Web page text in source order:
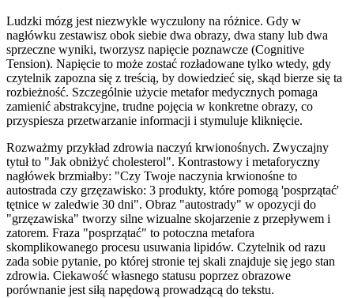
Ludzki mózg jest niezwykle wyczulony na różnice. Gdy w
nagłówku zestawisz obok siebie dwa obrazy, dwa stany lub dwa
sprzeczne wyniki, tworzysz napięcie poznawcze (Cognitive
Tension). Napięcie to może zostać rozładowane tylko wtedy, gdy
czytelnik zapozna się z treścią, by dowiedzieć się, skąd bierze się ta
rozbieżność. Szczególnie użycie metafor medycznych pomaga
zamienić abstrakcyjne, trudne pojęcia w konkretne obrazy, co
przyspiesza przetwarzanie informacji i stymuluje kliknięcie.
Rozważmy przykład zdrowia naczyń krwionośnych. Zwyczajny
tytuł to "Jak obniżyć cholesterol". Kontrastowy i metaforyczny
nagłówek brzmiałby: "Czy Twoje naczynia krwionośne to
autostrada czy grzęzawisko: 3 produkty, które pomogą 'posprzątać'
tętnice w zaledwie 30 dni". Obraz "autostrady" w opozycji do
"grzęzawiska" tworzy silne wizualne skojarzenie z przepływem i
zatorem. Fraza "posprzątać" to potoczna metafora
skomplikowanego procesu usuwania lipidów. Czytelnik od razu
zada sobie pytanie, po której stronie tej skali znajduje się jego stan
zdrowia. Ciekawość własnego statusu poprzez obrazowe
porównanie jest siłą napędową prowadzącą do tekstu.